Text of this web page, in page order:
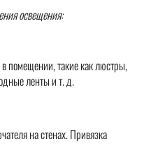
освещения:
в помещении, такие как люстры,
ленты и т. д.
на стенах. Привязка